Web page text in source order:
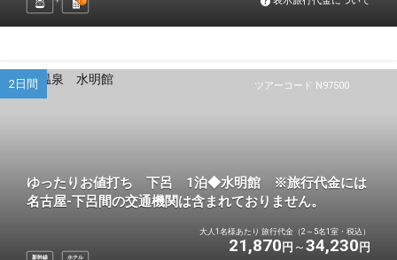
泊
ツアーコード N97500
2日間
ゆったりお値打ち 下呂 1泊◆水明館 ※旅行代金には
名古屋-下呂間の交通機関は含まれておりません。
新幹線 ホテル
大人1名様あたり 旅行代金（2～5名1室・税込）
21,870 円 34,230 円